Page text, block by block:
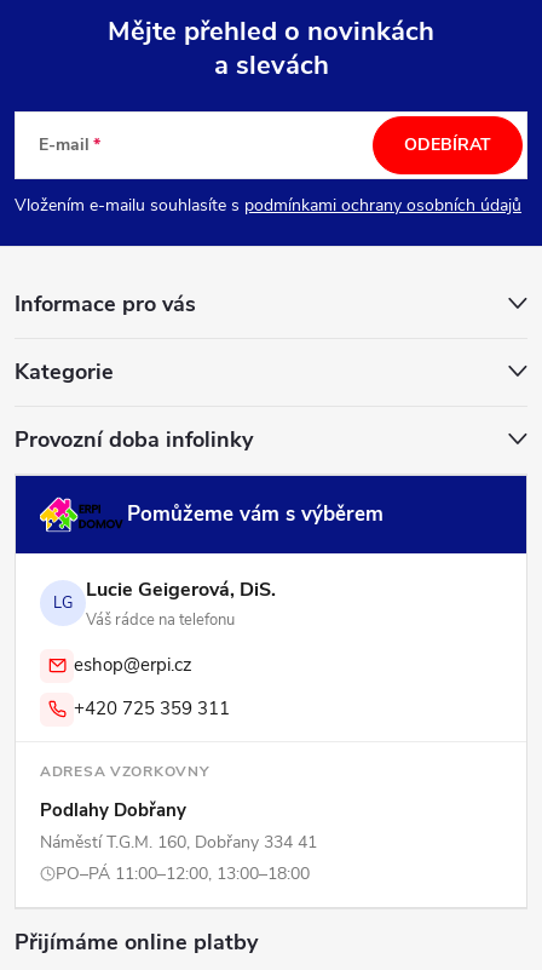
p
a
Mějte přehled o novinkách
a slevách
E-mail
Vložením e-mailu souhlasíte s podmínkami ochrany osobních údajů
ODEBÍRAT
Informace pro vás
Kategorie
Provozní doba infolinky
Pomůžeme vám s výběrem
LG Lucie Geigerová, DiS.
Váš rádce na telefonu
eshop@erpi.cz
+420 725 359 311
ADRESA VZORKOVNY
Podlahy Dobřany
Náměstí T.G.M. 160, Dobřany 334 41
PO–PÁ 11:00–12:00, 13:00–18:00
Přijímáme online platby